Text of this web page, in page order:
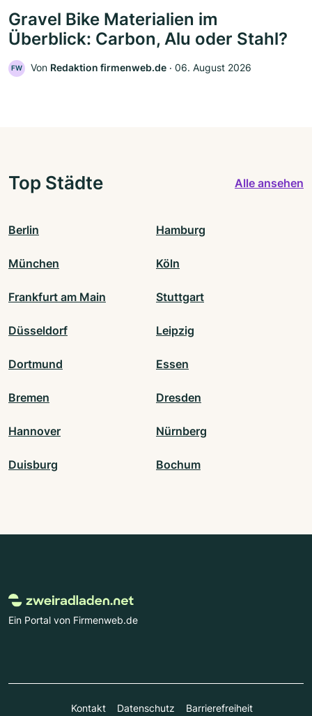
Gravel Bike Materialien im
Überblick: Carbon, Alu oder Stahl?
FW Von Redaktion firmenweb.de ‧ 06. August 2026
Top Städte Alle ansehen
Berlin Hamburg
München Köln
Frankfurt am Main Stuttgart
Düsseldorf Leipzig
Dortmund Essen
Bremen Dresden
Hannover Nürnberg
Duisburg Bochum
Ein Portal von Firmenweb.de
Kontakt Datenschutz Barrierefreiheit